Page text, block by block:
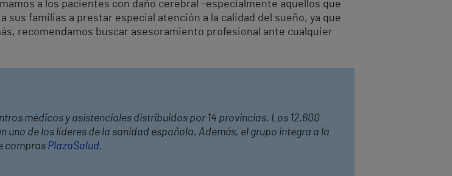
a los pacientes con daño cerebral –especialmente aquellos que
familias a prestar especial atención a la calidad del sueño, ya que
recomendamos buscar asesoramiento profesional ante cualquier
médicos y asistenciales distribuidos por 14 provincias. Los 12.600
de los líderes de la sanidad española. Además, el grupo integra a la
compras PlazaSalud.